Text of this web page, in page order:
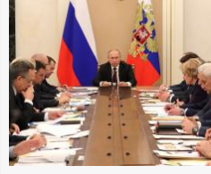
о
р
м